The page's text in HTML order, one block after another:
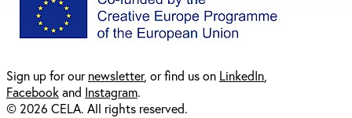
Sign up for ournewsletter, or find us on LinkedIn
Facebookand Instagram.
© 2026 CELA. All rights reserved.